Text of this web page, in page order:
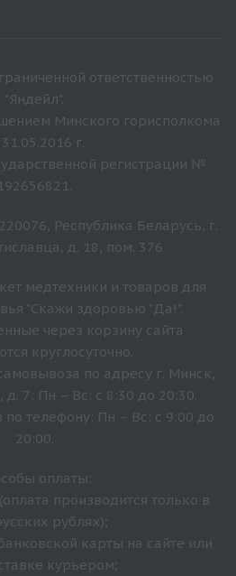
ответственностью
"Яндейл".
Минского горисполкома
г.
регистрации №
Республика Беларусь, г.
д. 18, пом. 376
медтехники и товаров для
"Скажи здоровью "Да!".
через корзину сайта
круглосуточно.
по адресу г. Минск,
д. 7: Пн – Вс: с 8:30 до 20:30.
телефону: Пн – Вс: с 9:00 до
20:00.
оплаты:
производится только в
рублях);
карты на сайте или
курьером;